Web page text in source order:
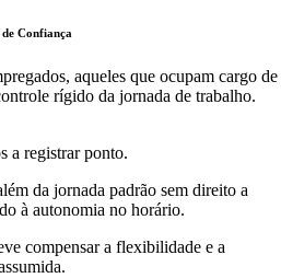
Confiança
aqueles que ocupam cargo de
rígido da jornada de trabalho.
a registrar ponto.
da jornada padrão sem direito a
à autonomia no horário.
compensar a flexibilidade e a